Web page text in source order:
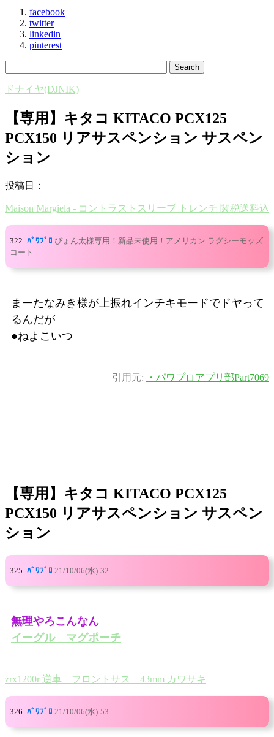
facebook
twitter
linkedin
pinterest
ドナイヤ(DJNIK)
【専用】キタコ KITACO PCX125
PCX150 リアサスペンション サスペン
ション
投稿日：
Maison Margiela - コントラストスリーブ トレンチ 関税送料込
322: ﾊﾟﾜﾌﾟﾛ ぴょん太様専用！新品未使用！アメリカン ラグシーモッズ
コート
まーたなみき様が上振れインチキモードでドヤって
るんだが
●ねよこいつ
引用元: ・パワプロアプリ部Part7069
【専用】キタコ KITACO PCX125
PCX150 リアサスペンション サスペン
ション
325: ﾊﾟﾜﾌﾟﾛ 21/10/06(水):32
無理やろこんなん
イーグル マグポーチ
zrx1200r 逆車 フロントサス 43mm カワサキ
326: ﾊﾟﾜﾌﾟﾛ 21/10/06(水):53